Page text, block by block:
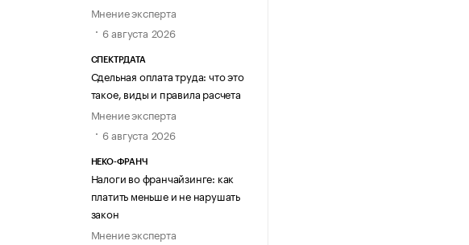
Мнение эксперта
6 августа 2026
СПЕКТРДАТА
Сдельная оплата труда: что это
такое, виды и правила расчета
Мнение эксперта
6 августа 2026
НЕКО-ФРАНЧ
Налоги во франчайзинге: как
платить меньше и не нарушать
закон
Мнение эксперта